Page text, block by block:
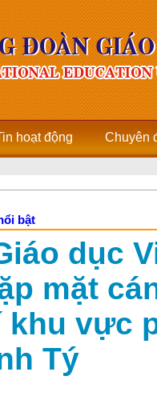
hoạt động Chuyên
bật
dục
mặt
vực
Tý